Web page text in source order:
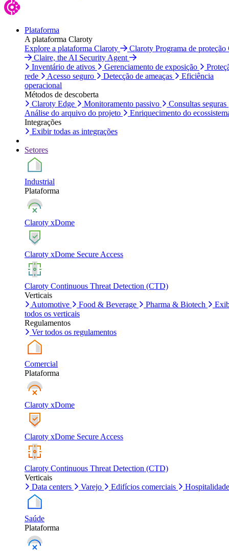
Plataforma
A plataforma Claroty
Explore a plataforma Claroty
Claroty Programa de proteção
Claire, the AI Security Agent
Inventário de ativos
Gerenciamento de exposição
rede
Acesso seguro Detecção de ameaças
Eficiência
operacional
Métodos de descoberta
Claroty Edge
Monitoramento passivo
Consultas seguras
Análise do arquivo do projeto
Enriquecimento do
Integrações
Exibir todas as integrações
Setores
Industrial
Plataforma
Claroty xDome
Claroty xDome Secure Access
Claroty Continuous Threat Detection (CTD)
Verticais
Automotive
Food & Beverage Pharma & Biotech
todos os verticais
Regulamentos
Ver todos os regulamentos
Comercial
Plataforma
Claroty xDome
Claroty xDome Secure Access
Claroty Continuous Threat Detection (CTD)
Verticais
Data centers
Varejo Edifícios comerciais Hospitalidade
Saúde
Plataforma